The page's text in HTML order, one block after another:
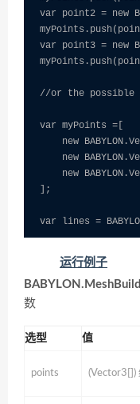
var point2 = new
var point3 = new
//or the possible
var myPoints =[
new
new
new
];
运行例子
数
选型 值
points (Vector3[])